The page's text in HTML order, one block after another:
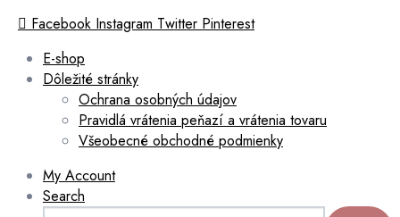
Facebook Instagram Twitter Pinterest
E-shop
Dôležité stránky
Ochrana osobných údajov
Pravidlá vrátenia peňazí a vrátenia tovaru
Všeobecné obchodné podmienky
My Account
Search